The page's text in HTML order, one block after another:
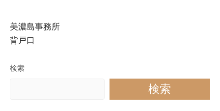
ナ
ビ
ゲ
美濃島事務所
背戸口
検索
検索